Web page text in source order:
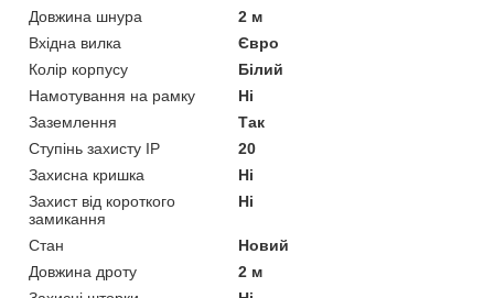
Довжина шнура
2 м
Вхідна вилка
Євро
Колір корпусу
Білий
Намотування на рамку
Ні
Заземлення
Так
Ступінь захисту IP
20
Захисна кришка
Ні
Захист від короткого
замикання
Ні
Стан
Новий
Довжина дроту
2 м